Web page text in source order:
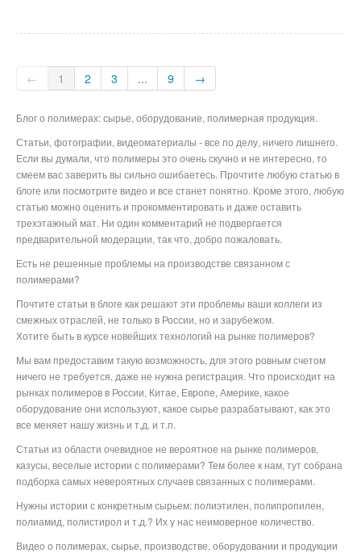
← 1 2 3 ... 9 →
Блог о полимерах: сырье, оборудование, полимерная продукция.
Статьи, фотографии, видеоматериалы - все по делу, ничего лишнего.
Если вы думали, что полимеры это очень скучно и не интересно, то
смеем вас заверить вы сильно ошибаетесь. Прочтите любую статью в
блоге или посмотрите видео и все станет понятно. Кроме этого, любую
статью можно оценить и прокомментировать и даже оставить
трехэтажный мат. Ни один комментарий не подвергается
предварительной модерации, так что, добро пожаловать.
Есть не решенные проблемы на производстве связанном с
полимерами?
Почтите статьи в блоге как решают эти проблемы ваши коллеги из
смежных отраслей, не только в России, но и зарубежом.
Хотите быть в курсе новейших технологий на рынке полимеров?
Мы вам предоставим такую возможность, для этого ровным счетом
ничего не требуется, даже не нужна регистрация. Что происходит на
рынках полимеров в России, Китае, Европе, Америке, какое
оборудование они используют, какое сырье разрабатывают, как это
все меняет нашу жизнь и т,д. и т.п.
Статьи из области очевидное не вероятное на рынке полимеров,
казусы, веселые истории с полимерами? Тем более к нам, тут собрана
подборка самых невероятных случаев связанных с полимерами.
Нужны истории с конкретным сырьем: полиэтилен, полипропилен,
полиамид, полистирол и т.д.? Их у нас неимоверное количество.
Видео о полимерах, сырье, производстве, оборудовании и продукции